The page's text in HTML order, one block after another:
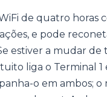
de quatro horas
e pode
estiver a mudar de
liga o Terminal 1
o em ambos; o